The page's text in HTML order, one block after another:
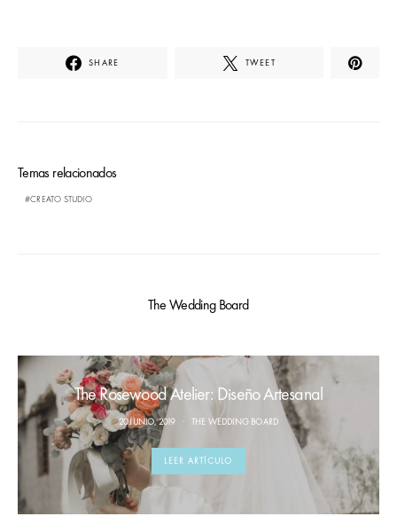
SHARE TWEET
Temas relacionados
CREATO STUDIO
The Wedding Board
The Rosewood Atelier: Diseño Artesanal
20 JUNIO, 2019 THE WEDDING BOARD
LEER ARTÍCULO